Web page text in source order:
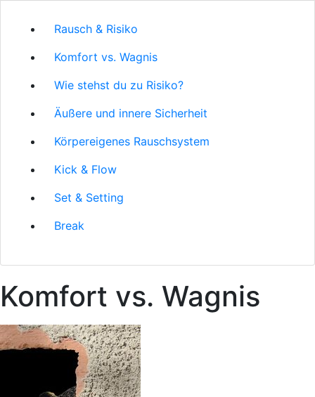
Rausch & Risiko
Komfort vs. Wagnis
Wie stehst du zu Risiko?
Äußere und innere Sicherheit
Körpereigenes Rauschsystem
Kick & Flow
Set & Setting
Break
Komfort vs. Wagnis